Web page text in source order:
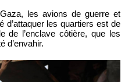
les avions de guerre et
d’attaquer les quartiers est de
de l’enclave côtière, que les
d’envahir.